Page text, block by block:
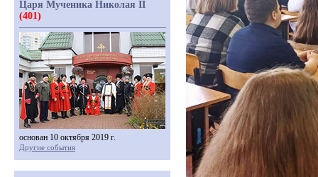
Царя Мученика Николая II
(401)
основан 10 октября 2019 г.
Другие события